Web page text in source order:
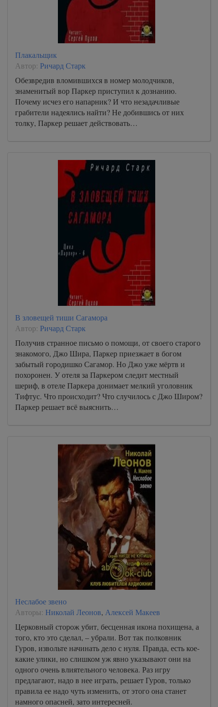
Плакальщик
Автор: Ричард Старк
Обезвредив вломившихся в номер молодчиков,
знаменитый вор Паркер приступил к дознанию.
Почему исчез его напарник? И что незадачливые
грабители надеялись найти? Не добившись от них
толку, Паркер решает действовать…
В зловещей тиши Сагамора
Автор: Ричард Старк
Получив странное письмо о помощи, от своего старого
знакомого, Джо Шира, Паркер приезжает в богом
забытый городишко Сагамор. Но Джо уже мёртв и
похоронен. У отеля за Паркером следит местный
шериф, в отеле Паркера донимает мелкий уголовник
Тифтус. Что происходит? Что случилось с Джо Широм?
Паркер решает всё выяснить…
Неслабое звено
Авторы: Николай Леонов, Алексей Макеев
Церковный сторож убит, бесценная икона похищена, а
того, кто это сделал, – убрали. Вот так полковник
Гуров, извольте начинать дело с нуля. Правда, есть кое-
какие улики, но слишком уж явно указывают они на
одного очень влиятельного человека. Раз игру
предлагают, надо в нее играть, решает Гуров, только
правила ее надо чуть изменить, от этого она станет
намного опасней, зато интересней.